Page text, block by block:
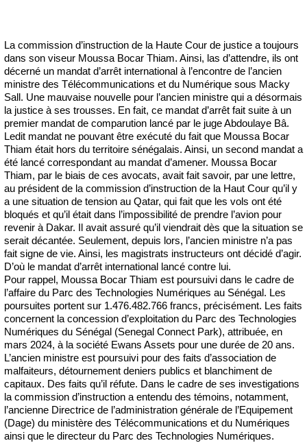
La commission d’instruction de la Haute Cour de justice a toujours
dans son viseur Moussa Bocar Thiam. Ainsi, las d’attendre, ils ont
décerné un mandat d’arrêt international à l’encontre de l’ancien
ministre des Télécommunications et du Numérique sous Macky
Sall. Une mauvaise nouvelle pour l’ancien ministre qui a désormais
la justice à ses trousses. En fait, ce mandat d’arrêt fait suite à un
premier mandat de comparution lancé par le juge Abdoulaye Bâ.
Ledit mandat ne pouvant être exécuté du fait que Moussa Bocar
Thiam était hors du territoire sénégalais. Ainsi, un second mandat a
été lancé correspondant au mandat d’amener. Moussa Bocar
Thiam, par le biais de ces avocats, avait fait savoir, par une lettre,
au président de la commission d’instruction de la Haut Cour qu’il y
a une situation de tension au Qatar, qui fait que les vols ont été
bloqués et qu’il était dans l’impossibilité de prendre l’avion pour
revenir à Dakar. Il avait assuré qu’il viendrait dès que la situation se
serait décantée. Seulement, depuis lors, l’ancien ministre n’a pas
fait signe de vie. Ainsi, les magistrats instructeurs ont décidé d’agir.
D’où le mandat d’arrêt international lancé contre lui.
Pour rappel, Moussa Bocar Thiam est poursuivi dans le cadre de
l’affaire du Parc des Technologies Numériques au Sénégal. Les
poursuites portent sur 1.476.482.766 francs, précisément. Les faits
concernent la concession d’exploitation du Parc des Technologies
Numériques du Sénégal (Senegal Connect Park), attribuée, en
mars 2024, à la société Ewans Assets pour une durée de 20 ans.
L’ancien ministre est poursuivi pour des faits d’association de
malfaiteurs, détournement deniers publics et blanchiment de
capitaux. Des faits qu’il réfute. Dans le cadre de ses investigations
la commission d’instruction a entendu des témoins, notamment,
l’ancienne Directrice de l’administration générale de l’Equipement
(Dage) du ministère des Télécommunications et du Numériques
ainsi que le directeur du Parc des Technologies Numériques.